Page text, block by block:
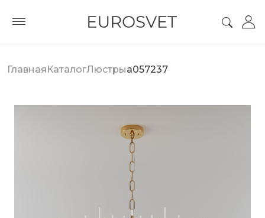
ГлавнаяКаталогЛюстрыa057237